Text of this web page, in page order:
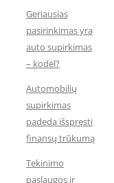
Geriausias
pasirinkimas yra
auto supirkimas
– kodėl?
Automobilių
supirkimas
padeda išspręsti
finansų trūkumą
Tekinimo
paslaugos ir